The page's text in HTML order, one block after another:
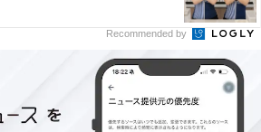
での全ランキング結果を見る
原文ママです
Recommended by